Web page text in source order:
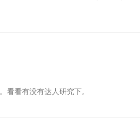
看有没有达人研究下。